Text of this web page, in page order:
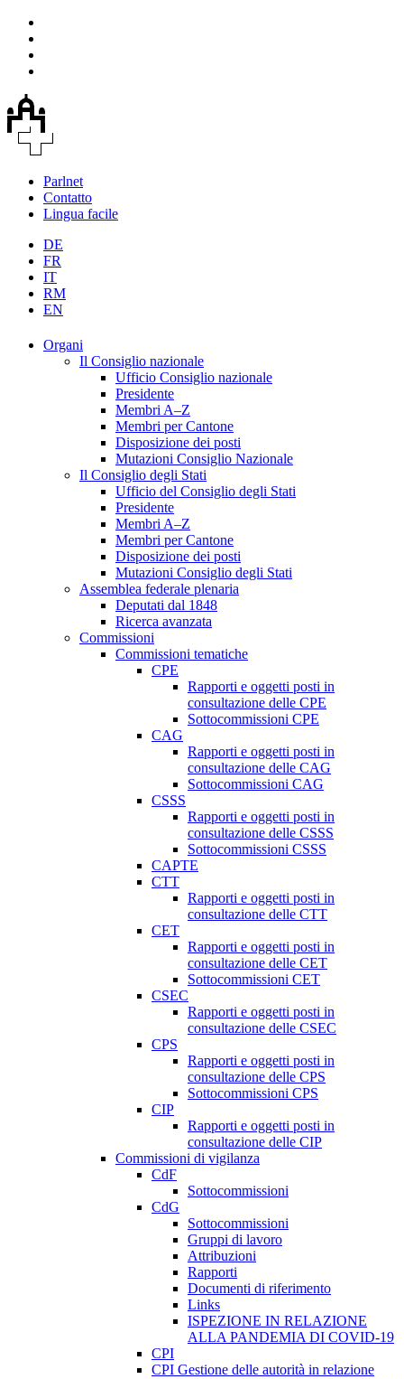
Parlnet
Contatto
Lingua facile
DE
FR
IT
RM
EN
Organi
Il Consiglio nazionale
Ufficio Consiglio nazionale
Presidente
Membri A–Z
Membri per Cantone
Disposizione dei posti
Mutazioni Consiglio Nazionale
Il Consiglio degli Stati
Ufficio del Consiglio degli Stati
Presidente
Membri A–Z
Membri per Cantone
Disposizione dei posti
Mutazioni Consiglio degli Stati
Assemblea federale plenaria
Deputati dal 1848
Ricerca avanzata
Commissioni
Commissioni tematiche
CPE
Rapporti e oggetti posti in
consultazione delle CPE
Sottocommissioni CPE
CAG
Rapporti e oggetti posti in
consultazione delle CAG
Sottocommissioni CAG
CSSS
Rapporti e oggetti posti in
consultazione delle CSSS
Sottocommissioni CSSS
CAPTE
CTT
Rapporti e oggetti posti in
consultazione delle CTT
CET
Rapporti e oggetti posti in
consultazione delle CET
Sottocommissioni CET
CSEC
Rapporti e oggetti posti in
consultazione delle CSEC
CPS
Rapporti e oggetti posti in
consultazione delle CPS
Sottocommissioni CPS
CIP
Rapporti e oggetti posti in
consultazione delle CIP
Commissioni di vigilanza
CdF
Sottocommissioni
CdG
Sottocommissioni
Gruppi di lavoro
Attribuzioni
Rapporti
Documenti di riferimento
Links
ISPEZIONE IN RELAZIONE
ALLA PANDEMIA DI COVID-19
CPI
CPI Gestione delle autorità in relazione